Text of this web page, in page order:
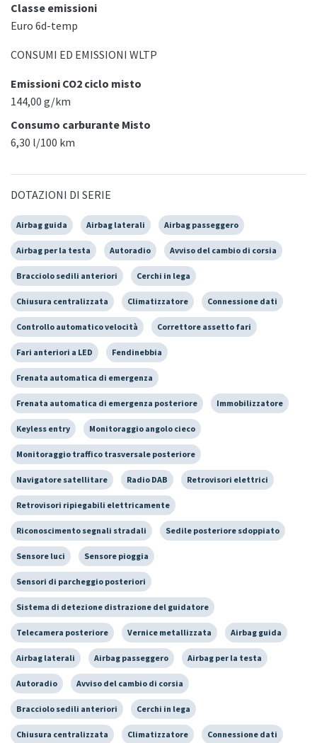
Classe emissioni
Euro 6d-temp
CONSUMI ED EMISSIONI WLTP
Emissioni CO2 ciclo misto
144,00 g/km
Consumo carburante Misto
6,30 l/100 km
DOTAZIONI DI SERIE
Airbag guida Airbag laterali Airbag passeggero
Airbag per la testa Autoradio Avviso del cambio di corsia
Bracciolo sedili anteriori Cerchi in lega
Chiusura centralizzata Climatizzatore Connessione dati
Controllo automatico velocità Correttore assetto fari
Fari anteriori a LED Fendinebbia
Frenata automatica di emergenza
Frenata automatica di emergenza posteriore Immobilizzatore
Keyless entry Monitoraggio angolo cieco
Monitoraggio traffico trasversale posteriore
Navigatore satellitare Radio DAB Retrovisori elettrici
Retrovisori ripiegabili elettricamente
Riconoscimento segnali stradali Sedile posteriore sdoppiato
Sensore luci Sensore pioggia
Sensori di parcheggio posteriori
Sistema di detezione distrazione del guidatore
Telecamera posteriore Vernice metallizzata Airbag guida
Airbag laterali Airbag passeggero Airbag per la testa
Autoradio Avviso del cambio di corsia
Bracciolo sedili anteriori Cerchi in lega
Chiusura centralizzata Climatizzatore Connessione dati